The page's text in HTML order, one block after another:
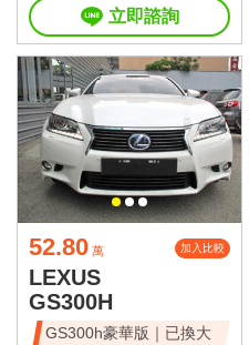
立即諮詢
52.80 萬 加入比較
LEXUS
GS300H
GS300h豪華版｜已換大